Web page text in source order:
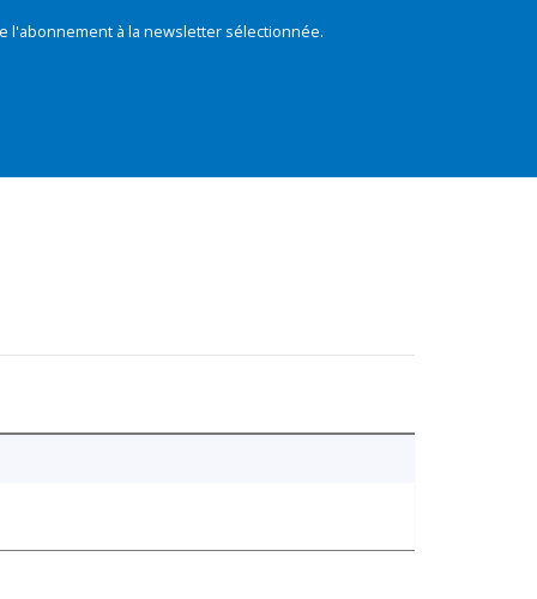
à la newsletter sélectionnée.